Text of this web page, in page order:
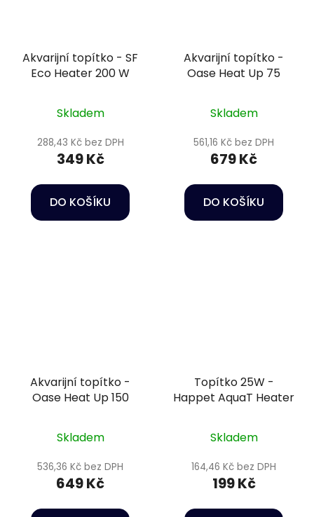
Akvarijní topítko - SF
Eco Heater 200 W
Skladem
288,43 Kč bez DPH
349 Kč
DO KOŠÍKU
Akvarijní topítko -
Oase Heat Up 75
Skladem
561,16 Kč bez DPH
679 Kč
DO KOŠÍKU
Akvarijní topítko -
Oase Heat Up 150
Skladem
536,36 Kč bez DPH
649 Kč
Topítko 25W -
Happet AquaT Heater
Skladem
164,46 Kč bez DPH
199 Kč